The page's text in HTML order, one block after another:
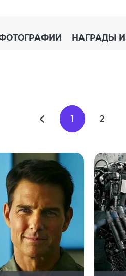
НАГРАДЫ
1 2